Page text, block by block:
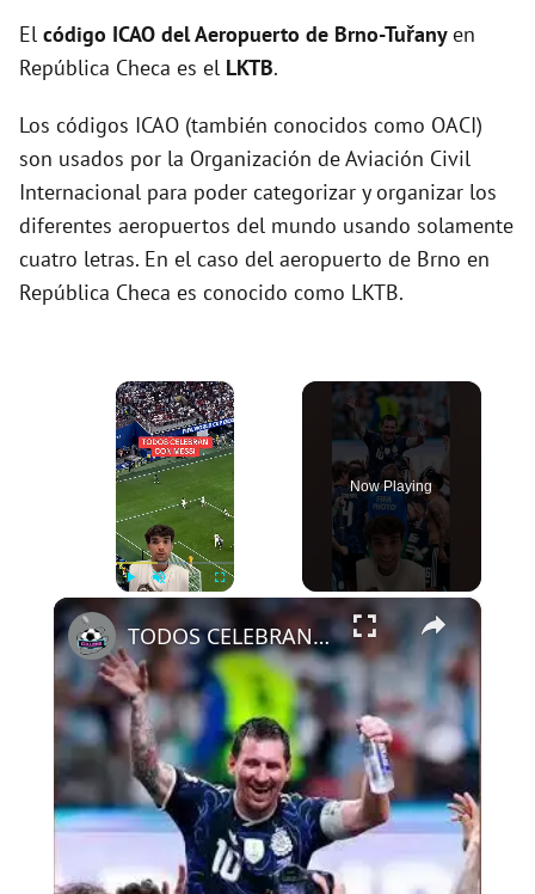
El código ICAO delAeropuerto de Brno-Tuřanyen
República Checa es el LKTB.
Los códigos ICAO (también conocidos como OACI)
son usados por la Organización de Aviación Civil
Internacional para poder categorizar y organizar los
diferentes aeropuertos del mundo usando solamente
cuatro letras. En el caso del aeropuerto de Brno en
República Checa es conocido como LKTB.
×
Now Playing
×
TODOS CELEBRAN CON MESSI